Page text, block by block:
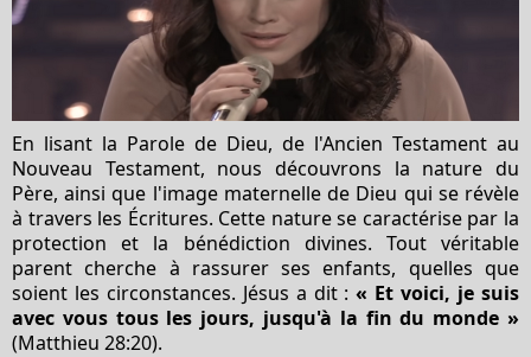
En lisant la Parole de Dieu, de l'Ancien Testament au
Nouveau Testament, nous découvrons la nature du
Père, ainsi que l'image maternelle de Dieu qui se révèle
à travers les Écritures. Cette nature se caractérise par la
protection et la bénédiction divines. Tout véritable
parent cherche à rassurer ses enfants, quelles que
soient les circonstances. Jésus a dit :« Et voici, je suis
avec vous tous les jours, jusqu'à la fin du monde »
(Matthieu 28:20).